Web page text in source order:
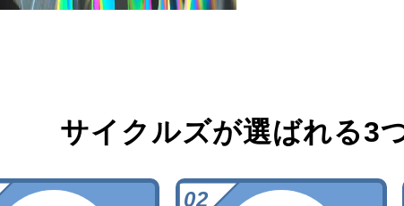
サイクルズが選ばれる3